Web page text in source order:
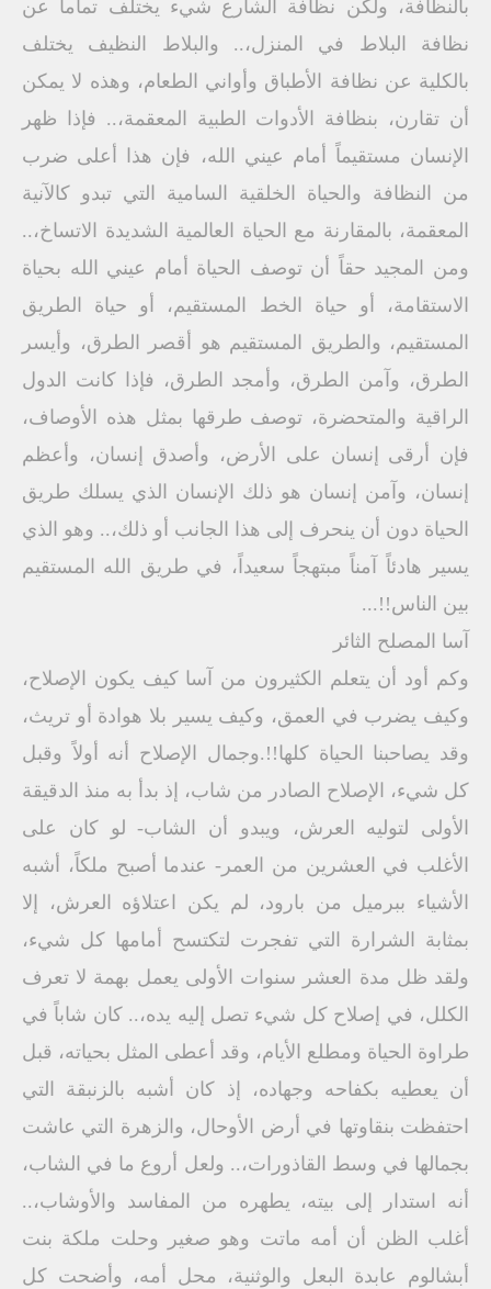
بالنظافة، ولكن نظافة الشارع شيء يختلف تماماً عن
نظافة البلاط في المنزل،.. والبلاط النظيف يختلف
بالكلية عن نظافة الأطباق وأواني الطعام، وهذه لا يمكن
أن تقارن، بنظافة الأدوات الطبية المعقمة،.. فإذا ظهر
الإنسان مستقيماً أمام عيني الله، فإن هذا أعلى ضرب
من النظافة والحياة الخلقية السامية التي تبدو كالآنية
المعقمة، بالمقارنة مع الحياة العالمية الشديدة الاتساخ،..
ومن المجيد حقاً أن توصف الحياة أمام عيني الله بحياة
الاستقامة، أو حياة الخط المستقيم، أو حياة الطريق
المستقيم، والطريق المستقيم هو أقصر الطرق، وأيسر
الطرق، وآمن الطرق، وأمجد الطرق، فإذا كانت الدول
الراقية والمتحضرة، توصف طرقها بمثل هذه الأوصاف،
فإن أرقى إنسان على الأرض، وأصدق إنسان، وأعظم
إنسان، وآمن إنسان هو ذلك الإنسان الذي يسلك طريق
الحياة دون أن ينحرف إلى هذا الجانب أو ذلك،.. وهو الذي
يسير هادئاً آمناً مبتهجاً سعيداً، في طريق الله المستقيم
بين الناس!!...
آسا المصلح الثائر
وكم أود أن يتعلم الكثيرون من آسا كيف يكون الإصلاح،
وكيف يضرب في العمق، وكيف يسير بلا هوادة أو تريث،
وقد يصاحبنا الحياة كلها!!.وجمال الإصلاح أنه أولاً وقبل
كل شيء، الإصلاح الصادر من شاب، إذ بدأ به منذ الدقيقة
الأولى لتوليه العرش، ويبدو أن الشاب- لو كان على
الأغلب في العشرين من العمر- عندما أصبح ملكاً، أشبه
الأشياء ببرميل من بارود، لم يكن اعتلاؤه العرش، إلا
بمثابة الشرارة التي تفجرت لتكتسح أمامها كل شيء،
ولقد ظل مدة العشر سنوات الأولى يعمل بهمة لا تعرف
الكلل، في إصلاح كل شيء تصل إليه يده،.. كان شاباً في
طراوة الحياة ومطلع الأيام، وقد أعطى المثل بحياته، قبل
أن يعطيه بكفاحه وجهاده، إذ كان أشبه بالزنبقة التي
احتفظت بنقاوتها في أرض الأوحال، والزهرة التي عاشت
بجمالها في وسط القاذورات،.. ولعل أروع ما في الشاب،
أنه استدار إلى بيته، يطهره من المفاسد والأوشاب،..
أغلب الظن أن أمه ماتت وهو صغير وحلت ملكة بنت
أبشالوم عابدة البعل والوثنية، محل أمه، وأضحت كل